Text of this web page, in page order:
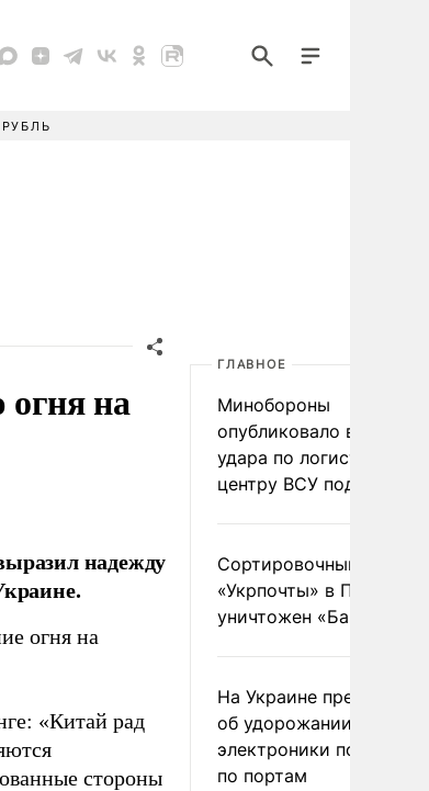
на
надежду
огня на
«Китай рад
стороны
ГЛАВНОЕ
Минобороны
опубликовало видео
удара по
центру ВСУ под Киевом
Сортировочный пункт
«Укрпочты» в
уничтожен
На Украине
об удорожании
электроники после
по портам